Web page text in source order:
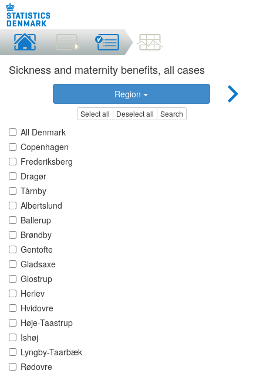
Sickness and maternity benefits, all cases
Region
Select all Deselect all Search
All Denmark
Copenhagen
Frederiksberg
Dragør
Tårnby
Albertslund
Ballerup
Brøndby
Gentofte
Gladsaxe
Glostrup
Herlev
Hvidovre
Høje-Taastrup
Ishøj
Lyngby-Taarbæk
Rødovre